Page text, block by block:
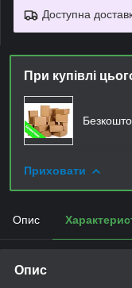
Доступна
При купівлі
Приховати
Опис
Опис